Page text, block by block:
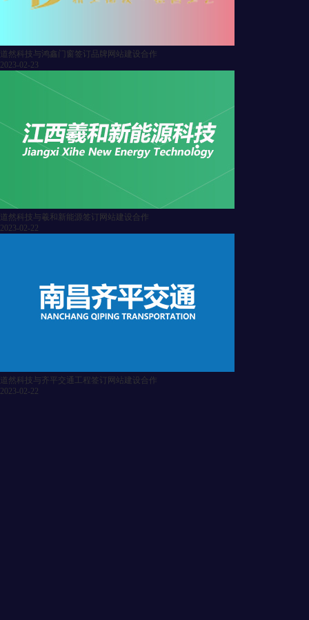
道然科技与鸿鑫门窗签订品牌网站建设合作
2023-02-23
道然科技与羲和新能源签订网站建设合作
2023-02-22
道然科技与齐平交通工程签订网站建设合作
2023-02-22